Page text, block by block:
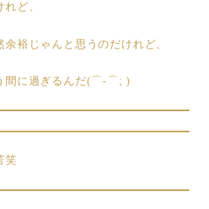
ど、
裕じゃんと思うのだけれど、
間に過ぎるんだ(⌒-⌒; )
笑